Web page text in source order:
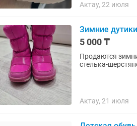
Актау, 22 июля
Зимние дутики
5 000 ₸
Продаются
стелька-
Актау, 21 июля